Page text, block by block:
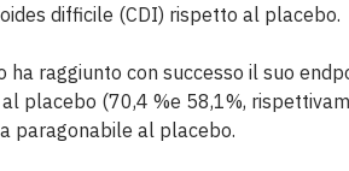
difficile (CDI) rispetto al placebo.
ha raggiunto con successo il suo
placebo (70,4 %e 58,1%,
paragonabile al placebo.